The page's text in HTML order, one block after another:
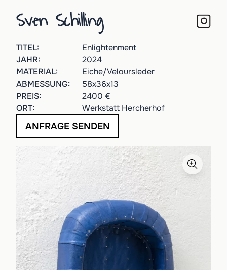
Sven Schilling
TITEL:
Enlightenment
JAHR:
2024
MATERIAL:
Eiche/Veloursleder
ABMESSUNG:
58x36x13
PREIS:
2400 €
ORT:
Werkstatt Hercherhof
ANFRAGE SENDEN